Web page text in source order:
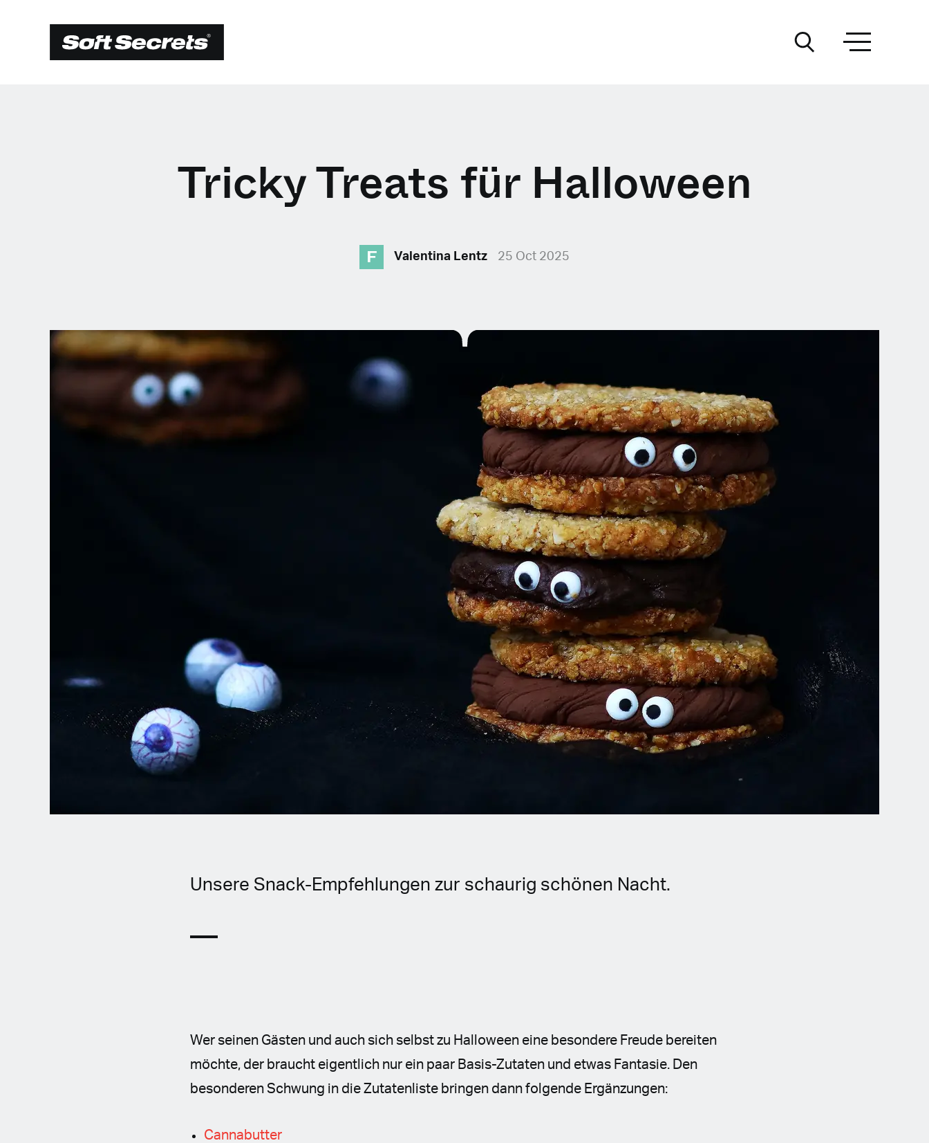
WÄHLEN SIE
IHRE POSITION
Spanish (Latin America)
German
French
Tricky Treats für Halloween
F Valentina Lentz 25 Oct 2025
Unsere Snack-Empfehlungen zur schaurig schönen Nacht.
Wer seinen Gästen und auch sich selbst zu Halloween eine besondere Freude bereiten
möchte, der braucht eigentlich nur ein paar Basis-Zutaten und etwas Fantasie. Den
besonderen Schwung in die Zutatenliste bringen dann folgende Ergänzungen:
Cannabutter